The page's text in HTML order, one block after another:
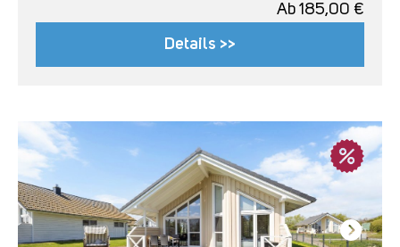
Ab 185,00 €
Details >>